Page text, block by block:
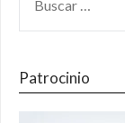
Patrocinio